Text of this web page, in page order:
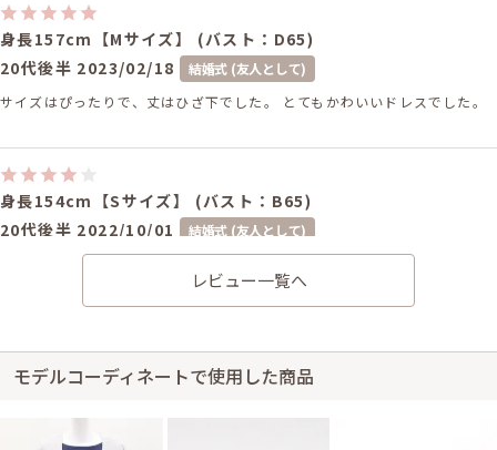
身長157cm【Mサイズ】 (バスト：D65)
20代後半 2023/02/18
結婚式 (友人として)
サイズはぴったりで、丈はひざ下でした。 とてもかわいいドレスでした。
身長154cm【Sサイズ】 (バスト：B65)
20代後半 2022/10/01
結婚式 (友人として)
サイズはやや大きく、丈はひざ下でした。 色は写真よりもパープルっぽさ
が強かったです。 また、ウエストのゴムがかなり緩めだったので、一緒に
ベルトを合わせた方が良かったです。 レースは上品でかわいかったので満
ワンピの魔法からのご返信
レビュー一覧へ
モデルコーディネートで使用した商品